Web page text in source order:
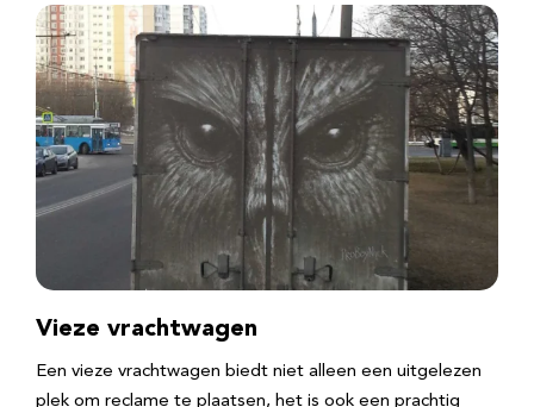
Vieze vrachtwagen
Een vieze vrachtwagen biedt niet alleen een uitgelezen
plek om reclame te plaatsen, het is ook een prachtig